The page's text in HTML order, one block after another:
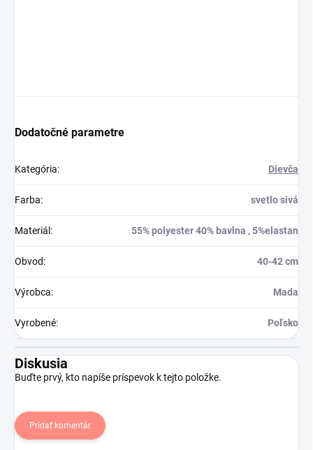
Dodatočné parametre
Kategória: Dievča
Farba: svetlo sivá
Materiál : 55% polyester 40% bavlna , 5%elastan
Obvod: 40-42 cm
Výrobca: Mada
Vyrobené: Poľsko
Diskusia
Buďte prvý, kto napíše príspevok k tejto položke.
Pridať komentár